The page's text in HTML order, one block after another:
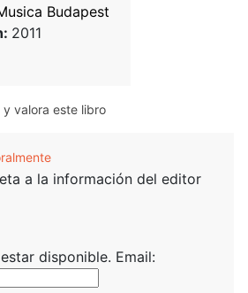
Budapest
2011
y valora este libro
a la información del editor
disponible. Email: